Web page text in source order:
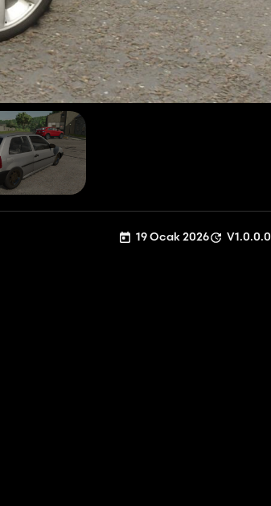
19 Ocak 2026 V1.0.0.0